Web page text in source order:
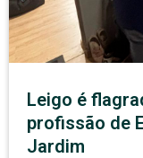
Leigo é
profissão de
Jardim